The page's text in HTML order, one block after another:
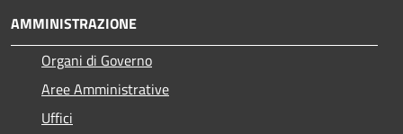
AMMINISTRAZIONE
Organi di Governo
Aree Amministrative
Uffici